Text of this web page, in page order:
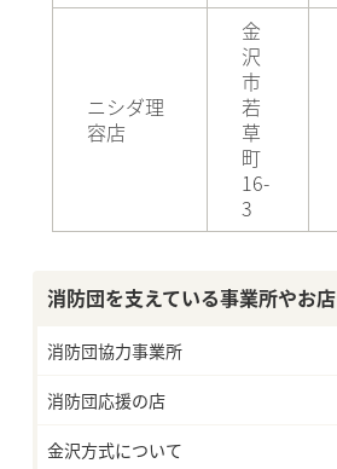
ニシダ理
容店
金
沢
市
若
草
町
16-
3
消防団を支えている事業所やお店
消防団協力事業所
消防団応援の店
金沢方式について